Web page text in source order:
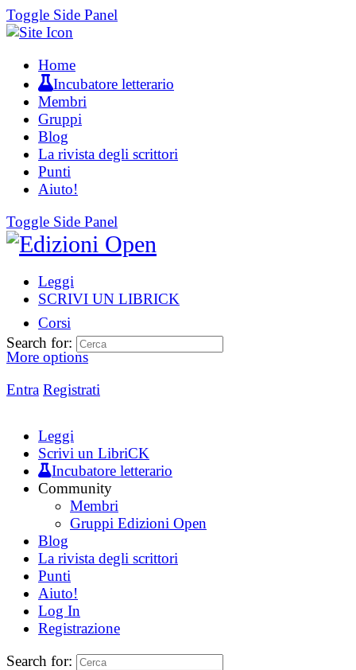
Toggle Side Panel
Home
Incubatore letterario
Membri
Gruppi
Blog
La rivista degli scrittori
Punti
Aiuto!
Toggle Side Panel
Leggi
SCRIVI UN LIBRICK
Corsi
More options
Entra Registrati
Search for:
Leggi
Scrivi un LibriCK
Incubatore letterario
Community
Membri
Gruppi Edizioni Open
Blog
La rivista degli scrittori
Punti
Aiuto!
Log In
Registrazione
Search for: